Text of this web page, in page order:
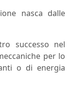
nasca dalle
successo nel
per lo
o di energia